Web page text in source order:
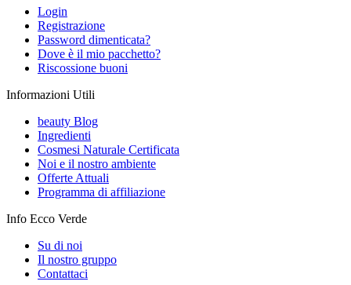
Login
Registrazione
Password dimenticata?
Dove è il mio pacchetto?
Riscossione buoni
Informazioni Utili
beauty Blog
Ingredienti
Cosmesi Naturale Certificata
Noi e il nostro ambiente
Offerte Attuali
Programma di affiliazione
Info Ecco Verde
Su di noi
Il nostro gruppo
Contattaci